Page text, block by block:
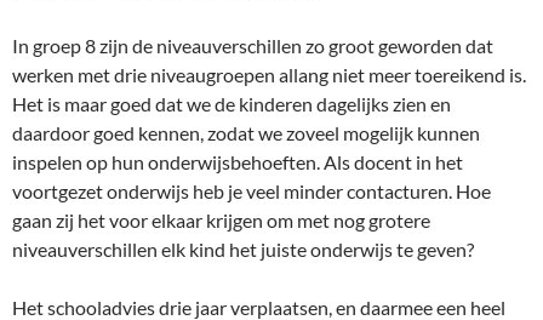
In groep 8 zijn de niveauverschillen zo groot geworden dat
werken met drie niveaugroepen allang niet meer toereikend is.
Het is maar goed dat we de kinderen dagelijks zien en
daardoor goed kennen, zodat we zoveel mogelijk kunnen
inspelen op hun onderwijsbehoeften. Als docent in het
voortgezet onderwijs heb je veel minder contacturen. Hoe
gaan zij het voor elkaar krijgen om met nog grotere
niveauverschillen elk kind het juiste onderwijs te geven?
Het schooladvies drie jaar verplaatsen, en daarmee een heel